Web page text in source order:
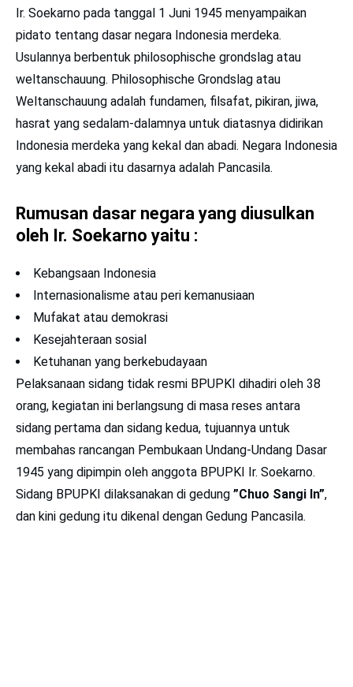
Ir. Soekarno pada tanggal 1 Juni 1945 menyampaikan
pidato tentang dasar negara Indonesia merdeka.
Usulannya berbentuk philosophische grondslag atau
weltanschauung. Philosophische Grondslag atau
Weltanschauung adalah fundamen, ﬁlsafat, pikiran, jiwa,
hasrat yang sedalam-dalamnya untuk diatasnya didirikan
Indonesia merdeka yang kekal dan abadi. Negara Indonesia
yang kekal abadi itu dasarnya adalah Pancasila.
Rumusan dasar negara yang diusulkan
oleh Ir. Soekarno yaitu :
Kebangsaan Indonesia
Internasionalisme atau peri kemanusiaan
Mufakat atau demokrasi
Kesejahteraan sosial
Ketuhanan yang berkebudayaan
Pelaksanaan sidang tidak resmi BPUPKI dihadiri oleh 38
orang, kegiatan ini berlangsung di masa reses antara
sidang pertama dan sidang kedua, tujuannya untuk
membahas rancangan Pembukaan Undang-Undang Dasar
1945 yang dipimpin oleh anggota BPUPKI Ir. Soekarno.
Sidang BPUPKI dilaksanakan di gedung ”Chuo Sangi In”,
dan kini gedung itu dikenal dengan Gedung Pancasila.